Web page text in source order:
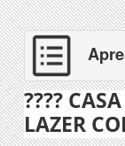
????
LAZER